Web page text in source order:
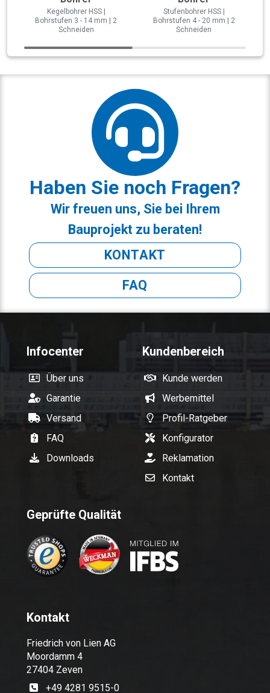
Kegelbohrer HSS |
Bohrstufen 3 - 14 mm | 2
Schneiden
Stufenbohrer HSS |
Bohrstufen 4 - 20 mm | 2
Schneiden
Haben Sie noch Fragen?
Wir freuen uns, Sie bei Ihrem
Bauprojekt zu beraten!
KONTAKT
FAQ
Infocenter
Über uns
Garantie
Versand
FAQ
Downloads
Kundenbereich
Kunde werden
Werbemittel
Profil-Ratgeber
Konfigurator
Reklamation
Kontakt
Geprüfte Qualität
Kontakt
Friedrich von Lien AG
Moordamm 4
27404 Zeven
+49 4281 9515-0